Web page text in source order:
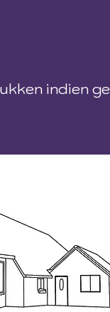
indien